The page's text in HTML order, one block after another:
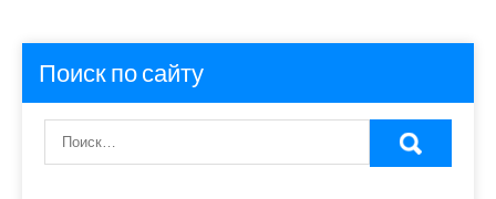
Поиск по сайту